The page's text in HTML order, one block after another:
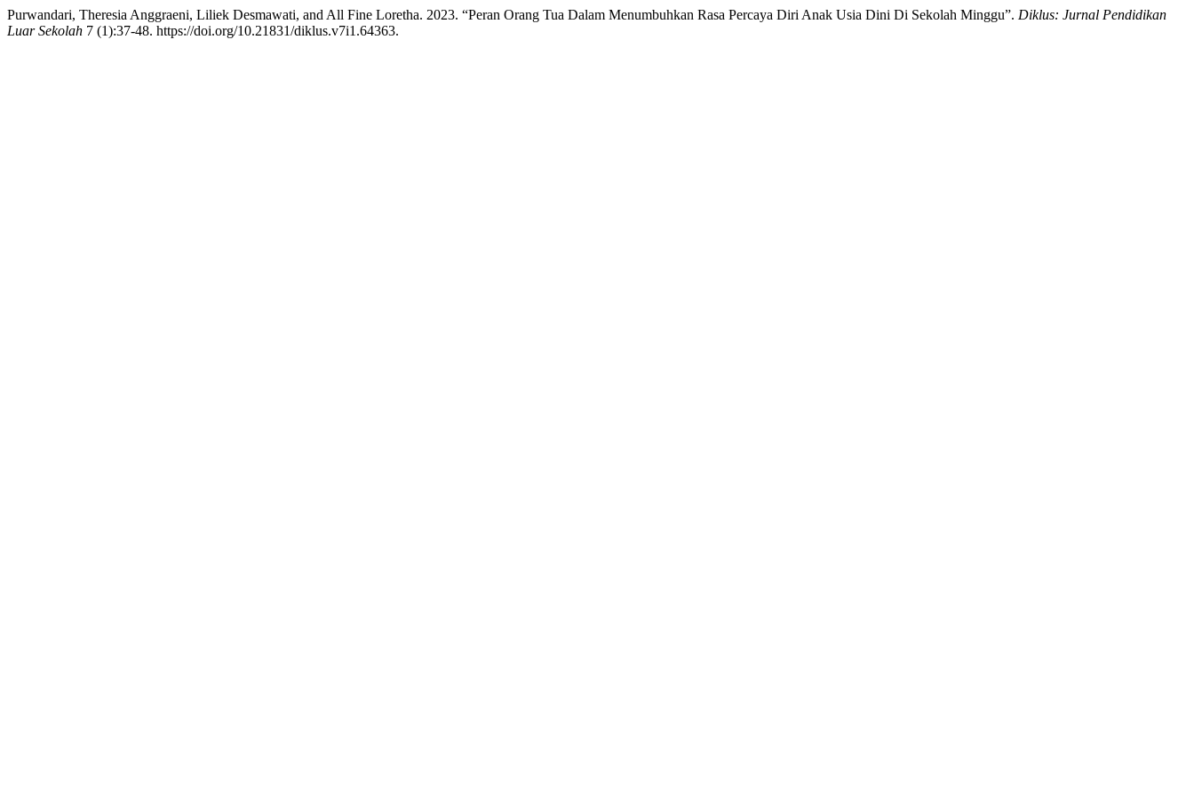
Purwandari, Theresia Anggraeni, Liliek Desmawati, and All Fine Loretha. 2023. “Peran Orang Tua Dalam Menumbuhkan Rasa Percaya Diri Anak Usia Dini Di Sekolah Minggu”. Diklus: Jurnal Pendidikan
Luar Sekolah 7 (1):37-48. https://doi.org/10.21831/diklus.v7i1.64363.